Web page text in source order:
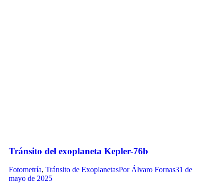
Tránsito del exoplaneta Kepler-76b
Fotometría, Tránsito de ExoplanetasPorÁlvaro Fornas31 de
mayo de 2025